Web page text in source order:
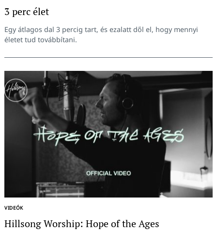
3 perc élet
Egy átlagos dal 3 percig tart, és ezalatt dől el, hogy mennyi
életet tud továbbítani.
VIDEÓK
Hillsong Worship: Hope of the Ages